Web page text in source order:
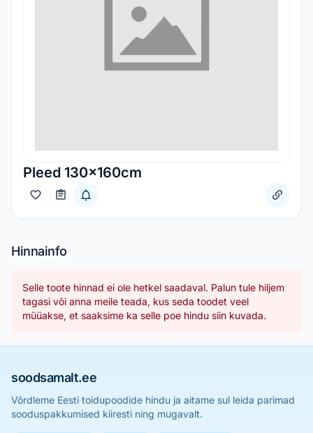
Pleed 130x160cm
Hinnainfo
Selle toote hinnad ei ole hetkel saadaval. Palun tule hiljem
tagasi või anna meile teada, kus seda toodet veel
müüakse, et saaksime ka selle poe hindu siin kuvada.
soodsamalt.ee
Võrdleme Eesti toidupoodide hindu ja aitame sul leida parimad
sooduspakkumised kiiresti ning mugavalt.